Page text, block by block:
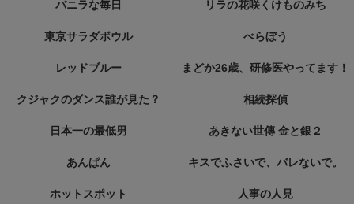
バニラな毎日 リラの花咲くけものみち
東京サラダボウル べらぼう
レッドブルー まどか26歳、研修医やってます！
クジャクのダンス誰が見た？ 相続探偵
日本一の最低男 あきない世傳 金と銀２
あんぱん キスでふさいで、バレないで。
ホットスポット 人事の人見